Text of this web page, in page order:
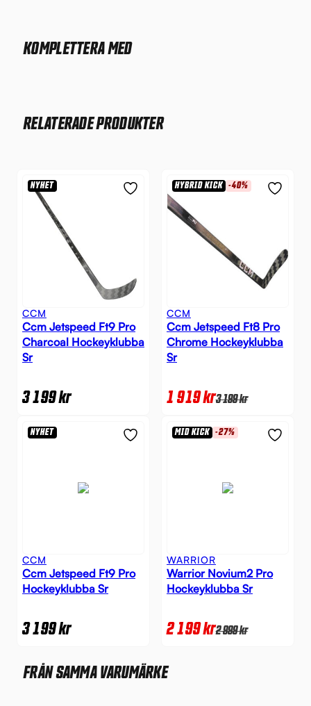
KOMPLETTERA MED
RELATERADE PRODUKTER
NYHET
CCM
Ccm Jetspeed Ft9 Pro
Charcoal Hockeyklubba
Sr
3 199kr
HYBRID KICK -40%
CCM
Ccm Jetspeed Ft8 Pro
Chrome Hockeyklubba
Sr
1 919kr3 199kr
NYHET
CCM
Ccm Jetspeed Ft9 Pro
Hockeyklubba Sr
3 199kr
MID KICK -27%
WARRIOR
Warrior Novium2 Pro
Hockeyklubba Sr
2 199kr2 999kr
FRÅN SAMMA VARUMÄRKE